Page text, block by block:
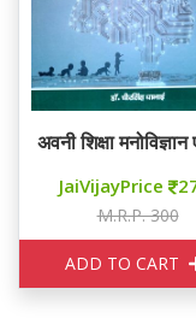
अवनी शिक्षा
JaiVijayPrice
M.R.P. 300
ADD TO CART